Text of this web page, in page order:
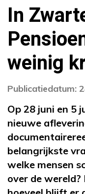
In
weinig
Publicatiedatum:
Op 28 juni en 5
nieuwe
belangrijkste
welke mensen
over de wereld?